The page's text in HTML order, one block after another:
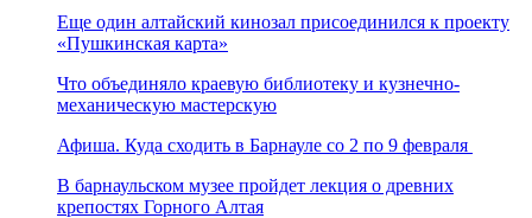
Еще один алтайский кинозал присоединился к проекту
«Пушкинская карта»
Что объединяло краевую библиотеку и кузнечно-
механическую мастерскую
Афиша. Куда сходить в Барнауле со 2 по 9 февраля
В барнаульском музее пройдет лекция о древних
крепостях Горного Алтая